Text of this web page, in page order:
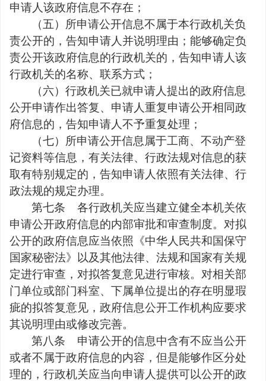
申请人该政府信息不存在；
（五）所申请公开信息不属于本行政机关负
责公开的，告知申请人并说明理由；能够确定负
责公开该政府信息的行政机关的，告知申请人该
行政机关的名称、联系方式；
（六）行政机关已就申请人提出的政府信息
公开申请作出答复、申请人重复申请公开相同政
府信息的，告知申请人不予重复处理；
（七）所申请公开信息属于工商、不动产登
记资料等信息，有关法律、行政法规对信息的获
取有特别规定的，告知申请人依照有关法律、行
政法规的规定办理。
第七条
各行政机关应当建立健全本机关依
申请公开政府信息的内部审批和审查制度。对拟
公开的政府信息应当依照《中华人民共和国保守
国家秘密法》以及其他法律、法规和国家有关规
定进行审查，对拟答复意见进行审核。对相关部
门单位或部门科室、下属单位提出的存在明显瑕
疵的拟答复意见，政府信息公开工作机构应要求
其说明理由或修改完善。
第八条
申请公开的信息中含有不应当公开
或者不属于政府信息的内容，但是能够作区分处
理的，行政机关应当向申请人提供可以公开的政